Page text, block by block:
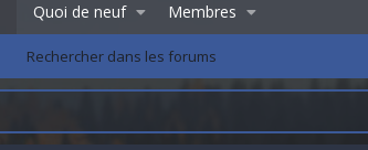
Quoi de neuf Membres
Rechercher dans les forums